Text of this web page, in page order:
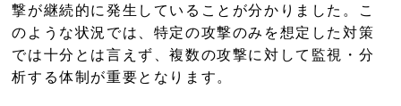
撃が継続的に発生していることが分かりました。こ
のような状況では、特定の攻撃のみを想定した対策
では十分とは言えず、複数の攻撃に対して監視・分
析する体制が重要となります。